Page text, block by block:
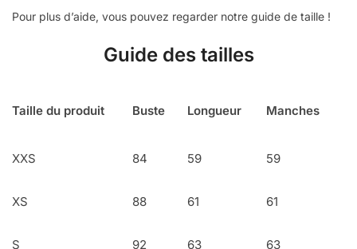
Pour plus d’aide, vous pouvez regarder notre guide de taille !
Guide des tailles
Taille du produit Buste Longueur Manches
XXS 84 59 59
XS 88 61 61
S 92 63 63